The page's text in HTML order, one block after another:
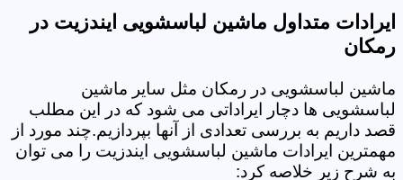
ایرادات متداول ماشین لباسشویی ایندزیت در
رمکان
ماشین لباسشویی در رمکان مثل سایر ماشین
لباسشویی ها دچار ایراداتی می شود که در این مطلب
قصد داریم به بررسی تعدادی از آنها بپردازیم.چند مورد از
مهمترین ایرادات ماشین لباسشویی ایندزیت را می توان
به شرح زیر خلاصه کرد: